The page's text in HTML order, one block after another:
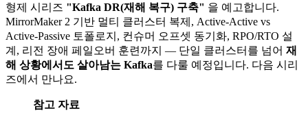
형제 시리즈 "Kafka DR(재해 복구) 구축" 을 예고합니다.
MirrorMaker 2 기반 멀티 클러스터 복제, Active-Active vs
Active-Passive 토폴로지, 컨슈머 오프셋 동기화, RPO/RTO 설
계, 리전 장애 페일오버 훈련까지 — 단일 클러스터를 넘어 재
해 상황에서도 살아남는 Kafka를 다룰 예정입니다. 다음 시리
즈에서 만나요.
참고 자료